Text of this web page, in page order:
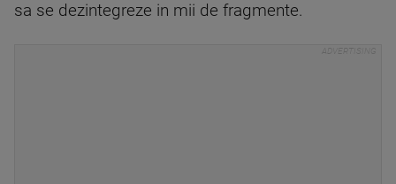
sa se dezintegreze in mii de fragmente.